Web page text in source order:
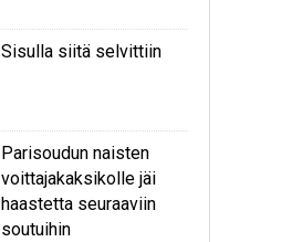
Sisulla siitä selvittiin
Parisoudun naisten
voittajakaksikolle jäi
haastetta seuraaviin
soutuihin